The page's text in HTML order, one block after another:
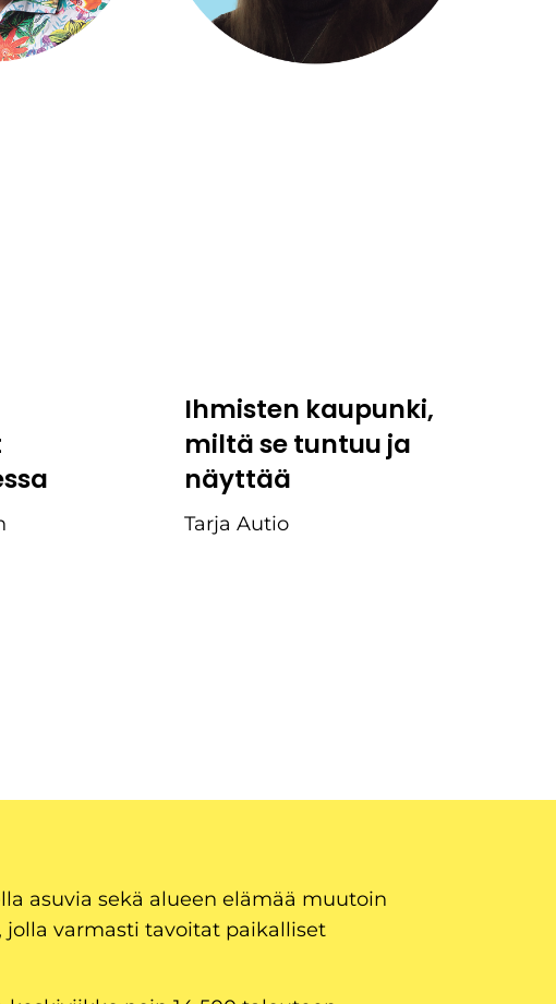
Ihmisten kaupunki,
miltä se tuntuu ja
näyttää
Tarja Autio
asuvia sekä alueen elämää muutoin
jolla varmasti tavoitat paikalliset